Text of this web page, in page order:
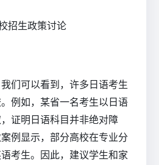
们可以看到，许多日语考生
例如，某省一名考生以日语
证明日语科目并非绝对障
例显示，部分高校在专业分
考生。因此，建议学生和家